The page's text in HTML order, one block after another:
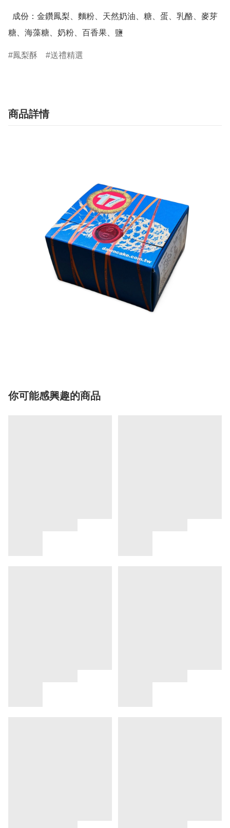
糖、海藻糖、奶粉、百香果、鹽
鳳梨酥 送禮精選
商品詳情
你可能感興趣的商品